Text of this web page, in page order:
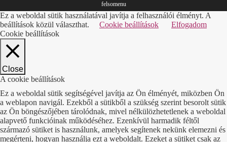
felsomenu
Ez a weboldal sütik használatával javítja a felhasználói élményt. A
beállítások közül választhat.
Cookie beállítások
Elfogadom
Cookie beállítások
Close
A cookie beállítások
Ez a weboldal sütik segítségével javítja az Ön élményét, miközben Ön
a weblapon navigál. Ezekből a sütikből a szükség szerint besorolt sütik
az Ön böngészőjében tárolódnak, mivel nélkülözhetetlenek a weboldal
alapvető funkcióinak működéséhez. Ezenkívül harmadik féltől
származó sütiket is használunk, amelyek segítenek nekünk elemezni és
megérteni, hogyan használja ezt a weboldalt. Ezeket a sütiket csak az